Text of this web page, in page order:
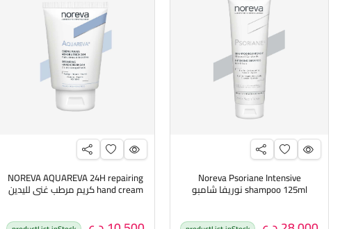
Noreva Psoriane Intensive
shampoo 125ml نوريفا شامبو
NOREVA AQUAREVA 24H repairing
hand cream كريم مرطب غني لليدين